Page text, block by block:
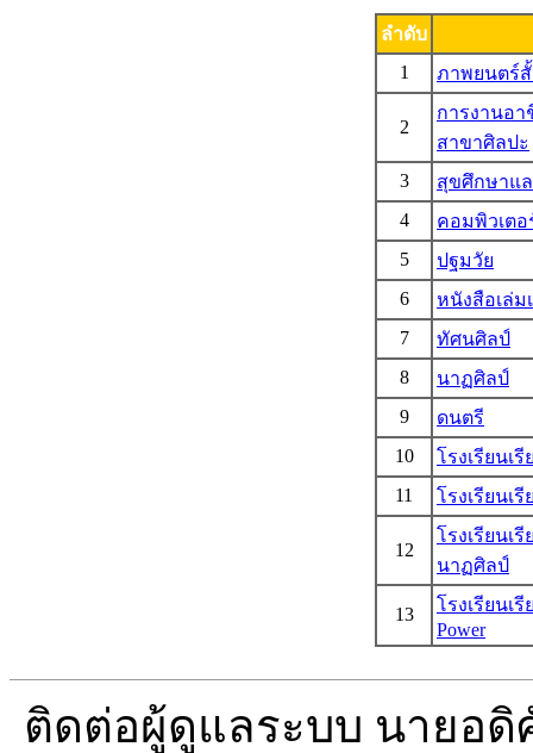
ลำดับ
1
ภาพยนตร์
2
การงานอ
สาขาศิลปะ
3
สุขศึกษาแ
4
คอมพิวเตอ
5
ปฐมวัย
6
หนังสือเล่ม
7
ทัศนศิลป์
8
นาฏศิลป์
9
ดนตรี
10
โรงเรียนเ
11
โรงเรียนเ
12
โรงเรียนเ
นาฏศิลป์
13
โรงเรียนเ
Power
ติดต่อผู้ดูแลระบบ นายอดิ